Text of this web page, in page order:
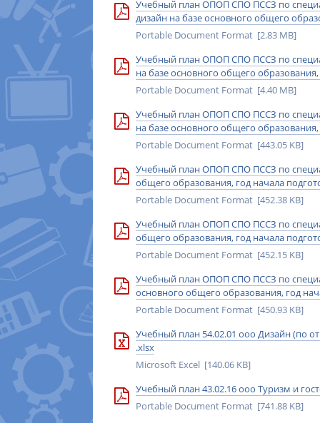
Учебный план ОПОП СПО ПССЗ по
дизайн на базе основного общего
Portable Document Format [2.83 MB]
Учебный план ОПОП СПО ПССЗ по
на базе основного общего
Portable Document Format [4.40 MB]
Учебный план ОПОП СПО ПССЗ по
на базе основного общего
Portable Document Format [443.05 KB]
Учебный план ОПОП СПО ПССЗ по
общего образования, год начала
Portable Document Format [452.38 KB]
Учебный план ОПОП СПО ПССЗ по
общего образования, год начала
Portable Document Format [452.15 KB]
Учебный план ОПОП СПО ПССЗ по
основного общего образования, год
Portable Document Format [450.93 KB]
Учебный план 54.02.01 ооо Дизайн (по
.xlsx
Microsoft Excel [140.06 KB]
Учебный план 43.02.16 ооо Туризм и
Portable Document Format [741.88 KB]